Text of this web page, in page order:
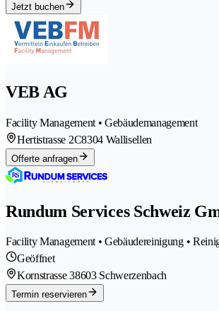
Jetzt buchen
VEB AG
Facility Management • Gebäudemanagement
Hertistrasse 2C8304 Wallisellen
Offerte anfragen
Rundum Services Schweiz
Facility Management • Gebäudereinigung •
Geöffnet
Kornstrasse 38603 Schwerzenbach
Termin reservieren